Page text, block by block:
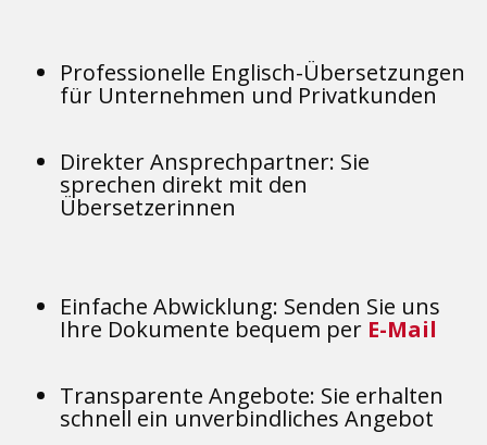
Professionelle Englisch-Übersetzungen
für Unternehmen und Privatkunden
Direkter Ansprechpartner: Sie
sprechen direkt mit den
Übersetzerinnen
Einfache Abwicklung: Senden Sie uns
Ihre Dokumente bequem per E-Mail
Transparente Angebote: Sie erhalten
schnell ein unverbindliches Angebot